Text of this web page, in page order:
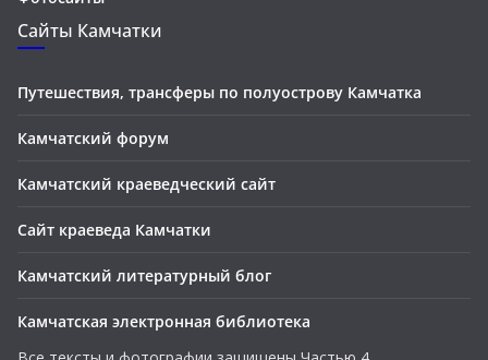
Сайты Камчатки
Путешествия, трансферы по полуострову Камчатка
Камчатский форум
Камчатский краеведческий сайт
Сайт краеведа Камчатки
Камчатский литературный блог
Камчатская электронная библиотека